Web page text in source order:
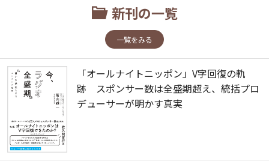
新刊の一覧
一覧をみる
「オールナイトニッポン」V字回復の軌
跡 スポンサー数は全盛期超え、統括プロ
デューサーが明かす真実